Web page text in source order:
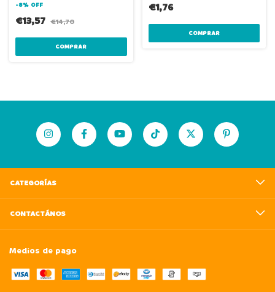
-8% OFF
€13,57 €14,70
€1,76
CATEGORÍAS
CONTACTÁNOS
Medios de pago